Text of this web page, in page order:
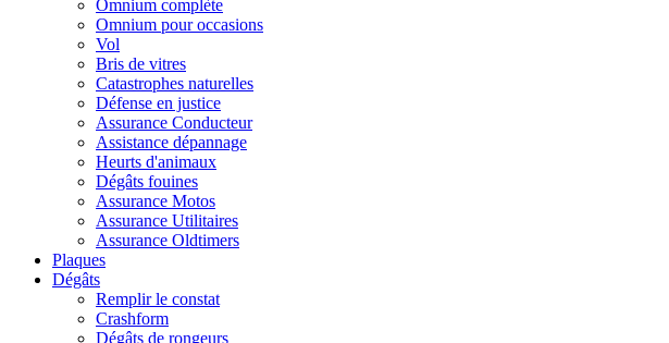
Omnium complète
Omnium pour occasions
Vol
Bris de vitres
Catastrophes naturelles
Défense en justice
Assurance Conducteur
Assistance dépannage
Heurts d'animaux
Dégâts fouines
Assurance Motos
Assurance Utilitaires
Assurance Oldtimers
Plaques
Dégâts
Remplir le constat
Crashform
Dégâts de rongeurs